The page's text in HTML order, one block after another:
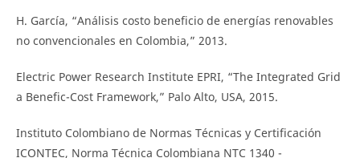
H. García, “Análisis costo beneficio de energías renovables
no convencionales en Colombia,” 2013.
Electric Power Research Institute EPRI, “The Integrated Grid
a Benefic-Cost Framework,” Palo Alto, USA, 2015.
Instituto Colombiano de Normas Técnicas y Certificación
ICONTEC, Norma Técnica Colombiana NTC 1340 -